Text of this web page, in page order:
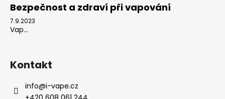
Bezpečnost a zdraví při vapování
7.9.2023
Vap...
Kontakt
info@i-vape.cz